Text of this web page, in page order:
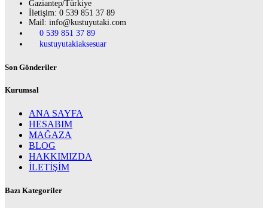
Gaziantep/Türkiye
İletişim: 0 539 851 37 89
Mail: info@kustuyutaki.com
0 539 851 37 89
kustuyutakiaksesuar
Son Gönderiler
Kurumsal
ANA SAYFA
HESABIM
MAĞAZA
BLOG
HAKKIMIZDA
İLETİŞİM
Bazı Kategoriler